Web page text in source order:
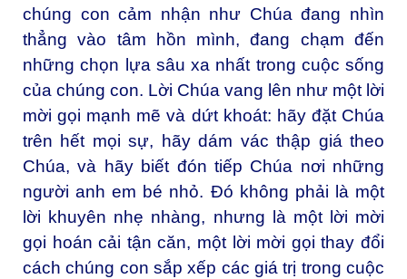
chúng con cảm nhận như Chúa đang nhìn
thẳng vào tâm hồn mình, đang chạm đến
những chọn lựa sâu xa nhất trong cuộc sống
của chúng con. Lời Chúa vang lên như một lời
mời gọi mạnh mẽ và dứt khoát: hãy đặt Chúa
trên hết mọi sự, hãy dám vác thập giá theo
Chúa, và hãy biết đón tiếp Chúa nơi những
người anh em bé nhỏ. Đó không phải là một
lời khuyên nhẹ nhàng, nhưng là một lời mời
gọi hoán cải tận căn, một lời mời gọi thay đổi
cách chúng con sắp xếp các giá trị trong cuộc